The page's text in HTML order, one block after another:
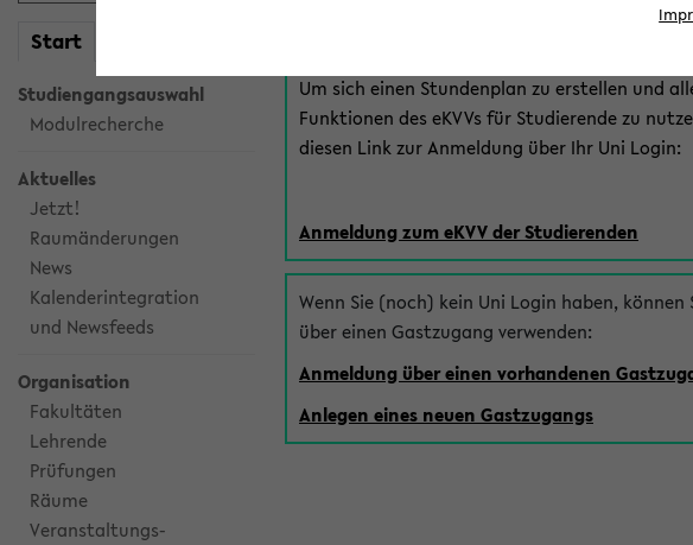
Start
Studiengangsauswahl
Modulrecherche
Aktuelles
Jetzt!
Raumänderungen
News
Kalenderintegration
und Newsfeeds
Organisation
Fakultäten
Lehrende
Prüfungen
Räume
Veranstaltungs-
Um sich einen Stundenplan zu erstellen und
Funktionen des eKVVs für Studierende zu
diesen Link zur Anmeldung über Ihr Uni Login:
Anmeldung zum eKVV der Studierenden
Wenn Sie (noch) kein Uni Login haben, können
über einen Gastzugang verwenden:
Anmeldung über einen vorhandenen
Anlegen eines neuen Gastzugangs